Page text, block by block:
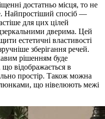
достатньо місця, то не
Найпростіший спосіб —
для цих цілей
дверима. Цей
естетичні властивості
зберігання речей.
рішенням буде
відображається в
простір. Також можна
що нівелюють межі